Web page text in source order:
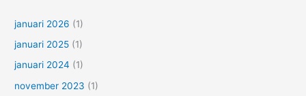
januari 2026 (1)
januari 2025 (1)
januari 2024 (1)
november 2023 (1)